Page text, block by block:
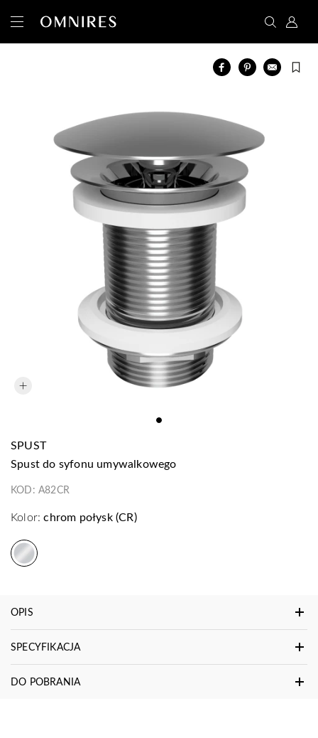
SPUST
spust do syfonu umywalkowego
KOD: A82CR
Kolor: chrom połysk (CR)
OPIS
SPECYFIKACJA
DO POBRANIA